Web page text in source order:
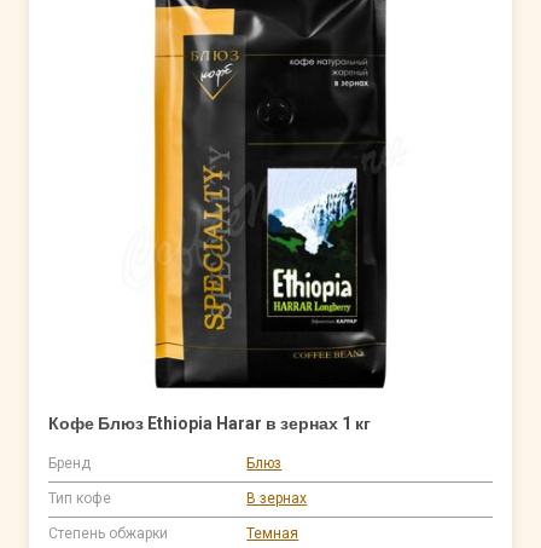
Кофе Блюз Ethiopia Harar в зернах 1 кг
Бренд Блюз
Тип кофе В зернах
Степень обжарки Темная